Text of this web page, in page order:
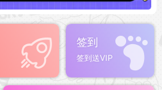
签到
签到送VIP